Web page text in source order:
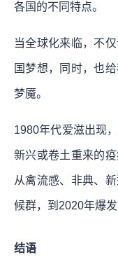
各国的不同特点。
当全球化来临，不
国梦想，同时，也
梦魇。
1980年代爱滋出现
新兴或卷土重来的
从禽流感、非典、
候群，到2020年爆发
结语